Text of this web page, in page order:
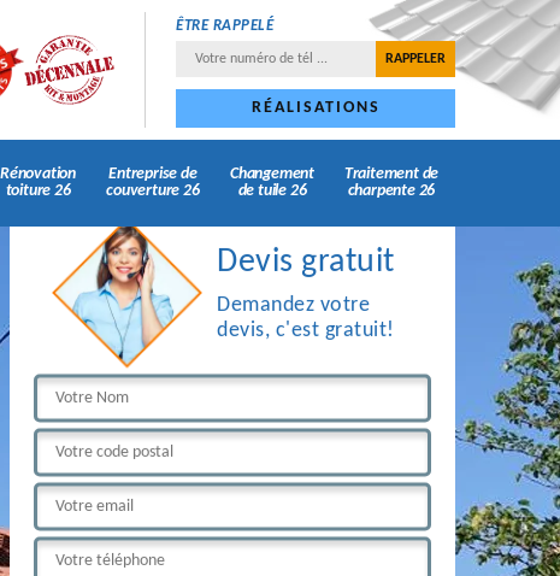
ÊTRE RAPPELÉ
RÉALISATIONS
Rénovation
toiture 26
Entreprise de
couverture 26
Changement
de tuile 26
Traitement de
charpente 26
Devis gratuit
Demandez votre
devis, c'est gratuit!